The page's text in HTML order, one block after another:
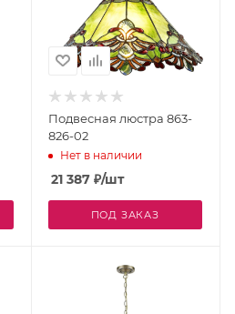
Подвесная люстра 863-
826-02
Нет в наличии
21 387₽/шт
ПОД ЗАКАЗ